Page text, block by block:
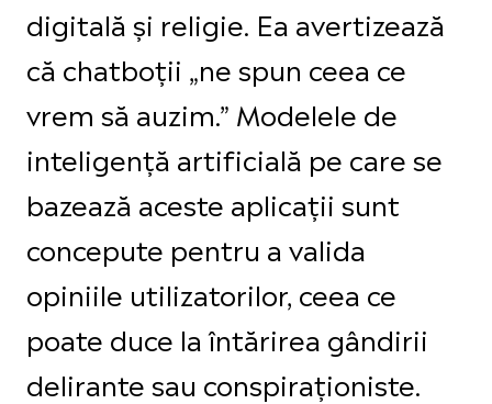
digitală și religie. Ea avertizează
că chatboții „ne spun ceea ce
vrem să auzim.” Modelele de
inteligență artificială pe care se
bazează aceste aplicații sunt
concepute pentru a valida
opiniile utilizatorilor, ceea ce
poate duce la întărirea gândirii
delirante sau conspiraționiste.